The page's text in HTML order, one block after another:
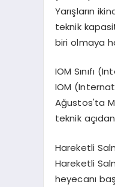
Yarışların
teknik
biri olmaya
IOM Sınıfı
IOM
Ağustos'ta
teknik
Hareketli
Hareketli
heyecanı